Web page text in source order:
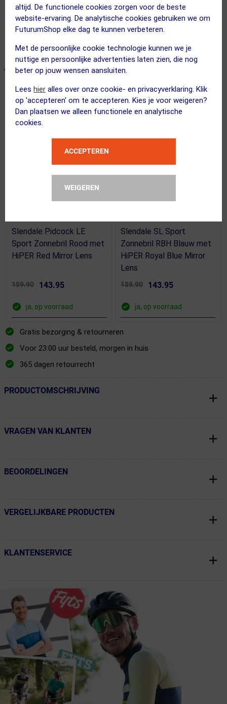
altijd. De functionele cookies zorgen voor de beste
website-ervaring. De analytische cookies gebruiken we om
FuturumShop elke dag te kunnen verbeteren.
Met de persoonlijke cookie technologie kunnen we je
nuttige en persoonlijke advertenties laten zien, die nog
beter op jouw wensen aansluiten.
Lees hier alles over onze cookie- en privacyverklaring. Klik
op 'accepteren' om te accepteren. Kies je voor weigeren?
Dan plaatsen we alleen functionele en analytische
cookies.
ACCEPTEREN
WEIGEREN
ALTERNATIEVE PRODUCTEN
Slendale Pidcock LE
Sport Zonnebril Rood met
HiPER Red Mirror Lens
159.90 143.95
ja, op voorraad
Slendale SL Sport
Zonnebril RBH Blauw met
HiPER Royal Blue Mirror
Lens
159.90 143.95
ja, op voorraad
Gratis bezorging & retourneren
Voor 23:00 uur besteld, morgen in huis
365 dagen retourrecht
← Terug naar productnavigatie
PRODUCTOMSCHRIJVING
← Terug naar productnavigatie
VRAGEN VAN KLANTEN
← Terug naar productnavigatie
BEOORDELINGEN
← Terug naar productnavigatie
VERGELIJKBARE PRODUCTEN
← Terug naar productnavigatie
KLANTENSERVICE